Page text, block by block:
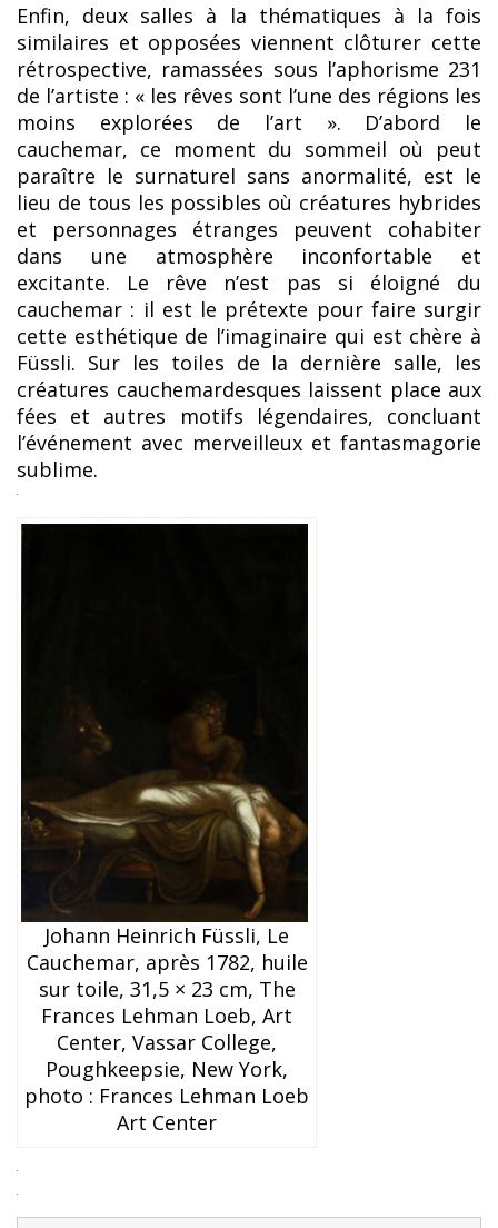
Enfin, deux salles à la thématiques à la fois
similaires et opposées viennent clôturer cette
rétrospective, ramassées sous l’aphorisme 231
de l’artiste : « les rêves sont l’une des régions les
moins explorées de l’art ». D’abord le
cauchemar, ce moment du sommeil où peut
paraître le surnaturel sans anormalité, est le
lieu de tous les possibles où créatures hybrides
et personnages étranges peuvent cohabiter
dans une atmosphère inconfortable et
excitante. Le rêve n’est pas si éloigné du
cauchemar : il est le prétexte pour faire surgir
cette esthétique de l’imaginaire qui est chère à
Füssli. Sur les toiles de la dernière salle, les
créatures cauchemardesques laissent place aux
fées et autres motifs légendaires, concluant
l’événement avec merveilleux et fantasmagorie
sublime.
Johann Heinrich Füssli, Le
Cauchemar, après 1782, huile
sur toile, 31,5 × 23 cm, The
Frances Lehman Loeb, Art
Center, Vassar College,
Poughkeepsie, New York,
photo : Frances Lehman Loeb
Art Center